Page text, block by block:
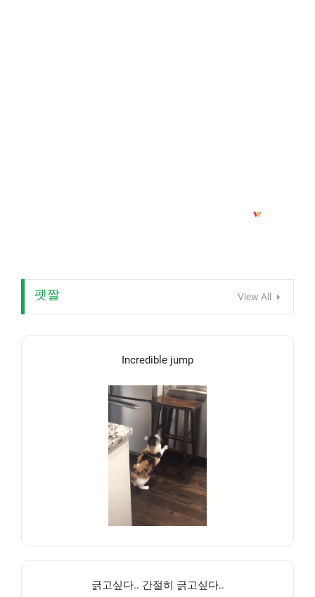
펫짤 View All
Incredible jump
긁고싶다.. 간절히 긁고싶다..